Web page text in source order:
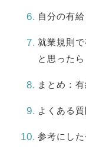
自分の有
就業規則
と思ったら
まとめ：
よくある質
参考にし